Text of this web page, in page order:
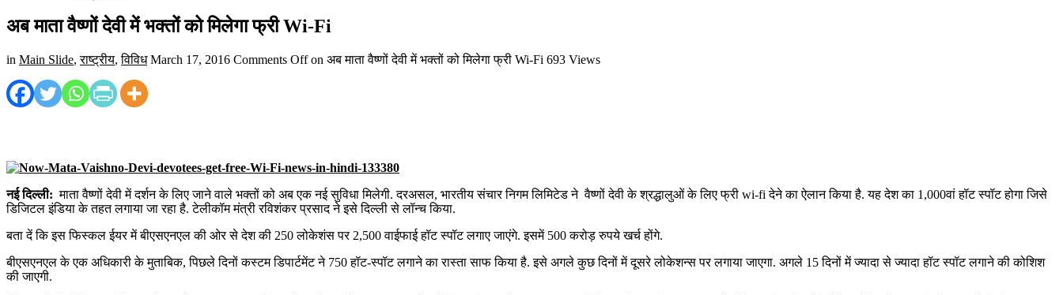
अब माता वैष्णों देवी में भक्तों को मिलेगा फ्री Wi-Fi
in Main Slide,राष्ट्रीय,विविध March 17, 2016 Comments Offon अब माता वैष्णों देवी में भक्तों को मिलेगा फ्री Wi-Fi 693 Views
नई दिल्ली: माता वैष्णों देवी में दर्शन के लिए जाने वाले भक्तों को अब एक नई सुविधा मिलेगी. दरअसल, भारतीय संचार निगम लिमिटेड ने वैष्णों देवी के श्रद्धालुओं के लिए फ्री wi-fi देने का ऐलान किया है. यह देश का 1,000वां हॉट स्पॉट होगा जिसे
डिजिटल इंडिया के तहत लगाया जा रहा है. टेलीकॉम मंत्री रविशंकर प्रसाद ने इसे दिल्ली से लॉन्च किया.
बता दें कि इस फिस्कल ईयर में बीएसएनएल की ओर से देश की 250 लोकेशंस पर 2,500 वाईफाई हॉट स्पॉट लगाए जाएंगे. इसमें 500 करोड़ रुपये खर्च होंगे.
बीएसएनएल के एक अधिकारी के मुताबिक, पिछले दिनों कस्टम डिपार्टमेंट ने 750 हॉट-स्पॉट लगाने का रास्ता साफ किया है. इसे अगले कुछ दिनों में दूसरे लोकेशन्स पर लगाया जाएगा. अगले 15 दिनों में ज्यादा से ज्यादा हॉट स्पॉट लगाने की कोशिश
की जाएगी.